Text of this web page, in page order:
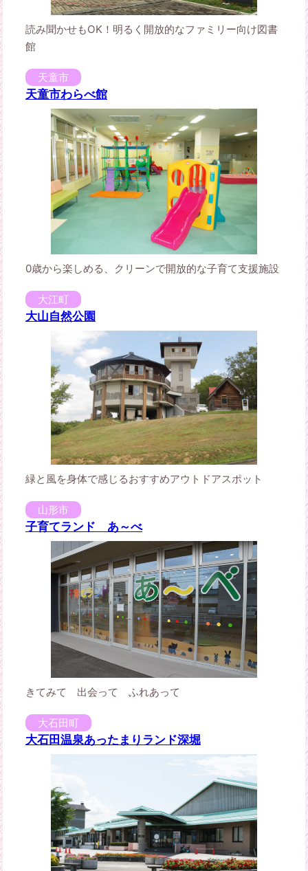
読み聞かせもOK！明るく開放的なファミリー向け図書
館
天童市
天童市わらべ館
0歳から楽しめる、クリーンで開放的な子育て支援施設
大江町
大山自然公園
緑と風を身体で感じるおすすめアウトドアスポット
山形市
子育てランド あ～べ
きてみて 出会って ふれあって
大石田町
大石田温泉あったまりランド深堀